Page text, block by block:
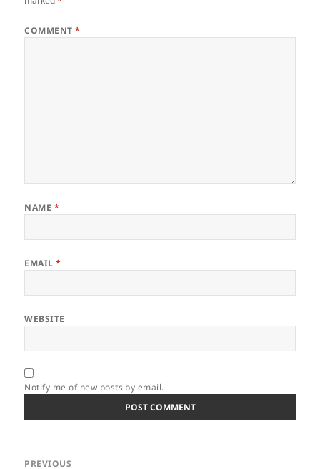
COMMENT*
NAME *
EMAIL*
WEBSITE
Notify me of new posts by email.
PREVIOUS